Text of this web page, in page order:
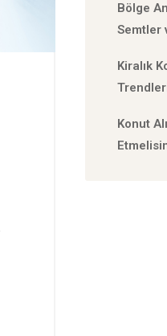
Bölge
Semtler
Kiralık
Konut